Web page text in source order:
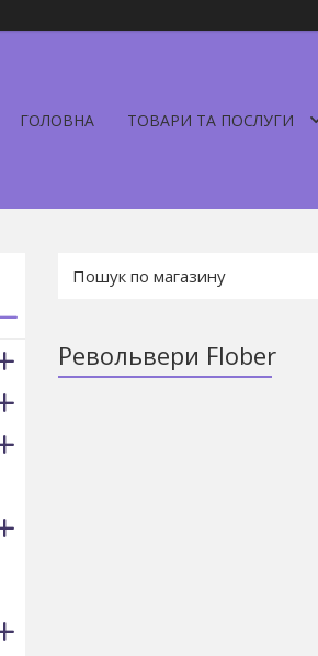
ГОЛОВНА ТОВАРИ ТА ПОСЛУГИ
Револьвери Flober